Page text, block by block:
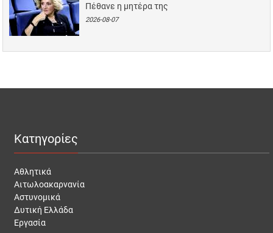
Πέθανε η μητέρα της
2026-08-07
Κατηγορίες
Αθλητικά
Αιτωλοακαρνανία
Αστυνομικά
Δυτική Ελλάδα
Εργασία